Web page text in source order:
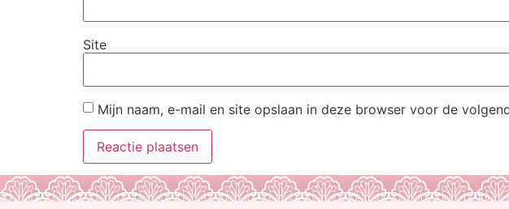
Site
Mijn naam, e-mail en site opslaan in deze browser voor de